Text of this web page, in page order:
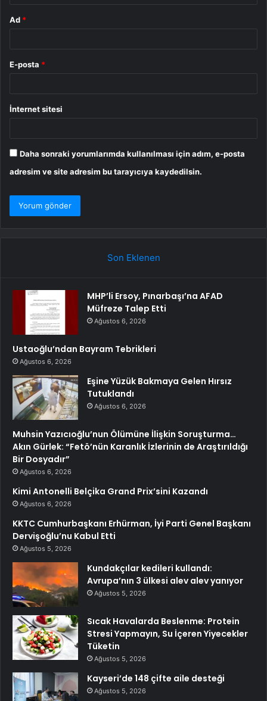
Ad *
E-posta *
İnternet sitesi
Daha sonraki yorumlarımda kullanılması için adım, e-posta
adresim ve site adresim bu tarayıcıya kaydedilsin.
Son Eklenen
MHP’li Ersoy, Pınarbaşı’na AFAD
Müfreze Talep Etti
Ağustos 6, 2026
Ustaoğlu’ndan Bayram Tebrikleri
Ağustos 6, 2026
Eşine Yüzük Bakmaya Gelen Hırsız
Tutuklandı
Ağustos 6, 2026
Muhsin Yazıcıoğlu’nun Ölümüne İlişkin Soruşturma…
Akın Gürlek: “Fetö’nün Karanlık İzlerinin de Araştırıldığı
Bir Dosyadır”
Ağustos 6, 2026
Kimi Antonelli Belçika Grand Prix’sini Kazandı
Ağustos 6, 2026
KKTC Cumhurbaşkanı Erhürman, İyi Parti Genel Başkanı
Dervişoğlu’nu Kabul Etti
Ağustos 5, 2026
Kundakçılar kedileri kullandı:
Avrupa’nın 3 ülkesi alev alev yanıyor
Ağustos 5, 2026
Sıcak Havalarda Beslenme: Protein
Stresi Yapmayın, Su İçeren Yiyecekler
Tüketin
Ağustos 5, 2026
Kayseri’de 148 çifte aile desteği
Ağustos 5, 2026